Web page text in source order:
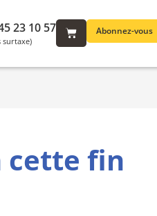
Abonnez-vous
23 10 57
surtaxe)
cette fin